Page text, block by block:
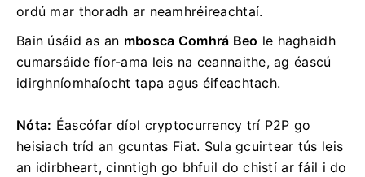
ordú mar thoradh ar neamhréireachtaí.
Bain úsáid as an mbosca Comhrá Beo le haghaidh
cumarsáide fíor-ama leis na ceannaithe, ag éascú
idirghníomhaíocht tapa agus éifeachtach.
Nóta: Éascófar díol cryptocurrency trí P2P go
heisiach tríd an gcuntas Fiat. Sula gcuirtear tús leis
an idirbheart, cinntigh go bhfuil do chistí ar fáil i do